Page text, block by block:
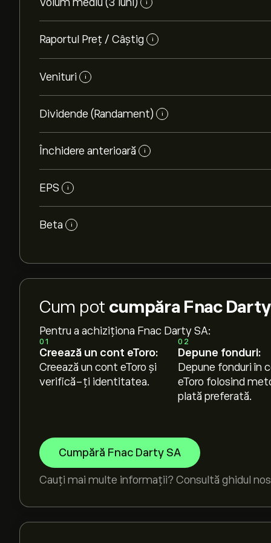
Volum mediu (3 luni) i
Raportul Preț / Câștig i
Venituri i
Dividende (Randament) i
Închidere anterioară i
EPS i
Beta i
Cum pot cumpăra Fnac
Pentru a achiziționa Fnac Darty SA:
01
Creează un cont eToro:
Creează un cont eToro și
verifică-ți identitatea.
02
Depune fonduri:
Depune fonduri în
eToro folosind
plată preferată.
Cumpără Fnac Darty SA
Cauți mai multe informații? Consultă ghidul